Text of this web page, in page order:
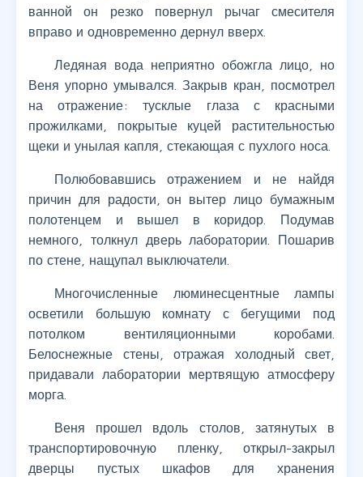
ванной он резко повернул рычаг смесителя
вправо и одновременно дернул вверх.
Ледяная вода неприятно обожгла лицо, но
Веня упорно умывался. Закрыв кран, посмотрел
на отражение: тусклые глаза с красными
прожилками, покрытые куцей растительностью
щеки и унылая капля, стекающая с пухлого носа.
Полюбовавшись отражением и не найдя
причин для радости, он вытер лицо бумажным
полотенцем и вышел в коридор. Подумав
немного, толкнул дверь лаборатории. Пошарив
по стене, нащупал выключатели.
Многочисленные люминесцентные лампы
осветили большую комнату с бегущими под
потолком вентиляционными коробами.
Белоснежные стены, отражая холодный свет,
придавали лаборатории мертвящую атмосферу
морга.
Веня прошел вдоль столов, затянутых в
транспортировочную пленку, открыл-закрыл
дверцы пустых шкафов для хранения